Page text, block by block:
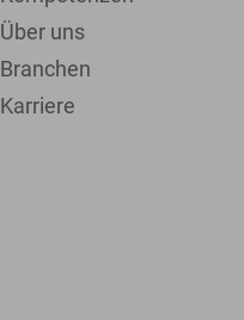
Über uns
Branchen
Karriere